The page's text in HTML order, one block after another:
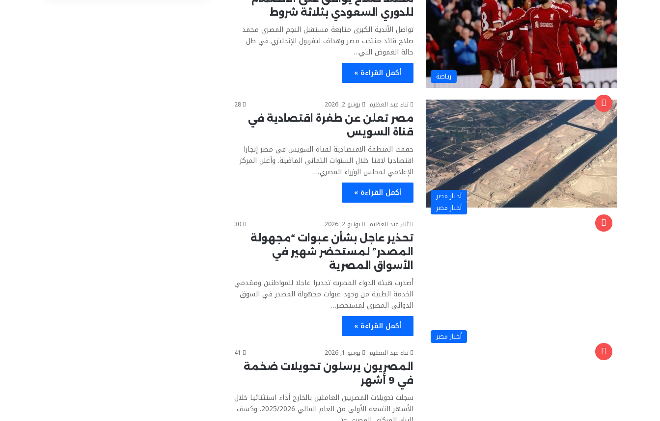
رياضة
للدوري السعودي بثلاثة شروط
تواصل الأندية الكبرى متابعة مستقبل النجم المصري محمد
صلاح قائد منتخب مصر وهداف ليفربول الإنجليزي في ظل
حالة الغموض التي…
أكمل القراءة »
أخبار مصر
ثناء عبد العظيم يونيو 2, 2026 28
مصر تعلن عن طفرة اقتصادية في
قناة السويس
حققت المنطقة الاقتصادية لقناة السويس في مصر إنجازا
اقتصاديا لافتا خلال السنوات الثماني الماضية. وأعلن المركز
الإعلامي لمجلس الوزراء المصري،…
أكمل القراءة »
أخبار مصر
ثناء عبد العظيم يونيو 2, 2026 30
تحذير عاجل بشأن عبوات “مجهولة
المصدر” لمستحضر شهير في
الأسواق المصرية
أصدرت هيئة الدواء المصرية تحذيرا عاجلا للمواطنين ومقدمي
الخدمة الطبية من وجود عبوات مجهولة المصدر في السوق
الدوائي المصري لمستحضر…
أكمل القراءة »
أخبار مصر
ثناء عبد العظيم يونيو 1, 2026 41
المصريون يرسلون تحويلات ضخمة
في 9 أشهر
سجلت تحويلات المصريين العاملين بالخارج أداء استثنائيا خلال
الأشهر التسعة الأولى من العام المالي 2025/2026. وكشف